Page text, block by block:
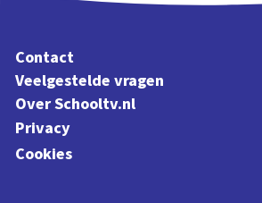
Contact
Veelgestelde vragen
Over Schooltv.nl
Privacy
Cookies